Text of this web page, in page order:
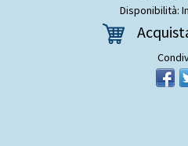
Disponibilità: